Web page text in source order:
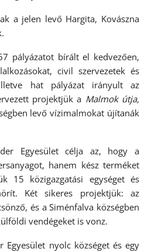
a jelen levő Hargita, Kovászna
pályázatot bírált el kedvezően,
civil szervezetek és
hat pályázat irányult az
projektjük a Malmok útja,
levő vízimalmokat újítanák
Egyesület célja az, hogy a
hanem kész terméket
15 közigazgatási egységet és
Két sikeres projektjük: az
és a Siménfalva községben
vendégeket is vonz.
Egyesület nyolc községet és egy